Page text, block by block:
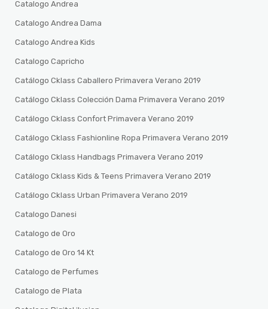
Catalogo Andrea
Catalogo Andrea Dama
Catalogo Andrea Kids
Catalogo Capricho
Catálogo Cklass Caballero Primavera Verano 2019
Catálogo Cklass Colección Dama Primavera Verano 2019
Catálogo Cklass Confort Primavera Verano 2019
Catálogo Cklass Fashionline Ropa Primavera Verano 2019
Catálogo Cklass Handbags Primavera Verano 2019
Catálogo Cklass Kids & Teens Primavera Verano 2019
Catálogo Cklass Urban Primavera Verano 2019
Catalogo Danesi
Catalogo de Oro
Catalogo de Oro 14 Kt
Catalogo de Perfumes
Catalogo de Plata